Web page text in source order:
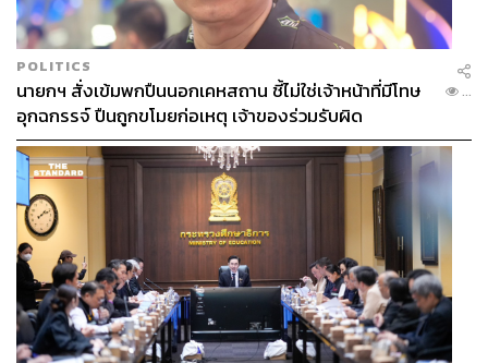
POLITICS
นายกฯ สั่งเข้มพกปืนนอกเคหสถาน ชี้ไม่ใช่เจ้าหน้าที่มีโทษ
อุกฉกรรจ์ ปืนถูกขโมยก่อเหตุ เจ้าของร่วมรับผิด
...